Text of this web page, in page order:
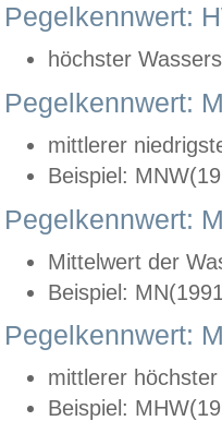
Pegelkennwert:
höchster
Pegelkennwert:
mittlerer
Beispiel:
Pegelkennwert:
Mittelwert der
Beispiel:
Pegelkennwert:
mittlerer
Beispiel: